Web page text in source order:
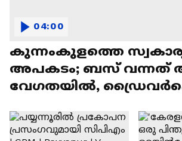
കുന്നംകുളത്തെ
അപകടം; ബസ് വന്നത്
വേഗതയിൽ,
04:00